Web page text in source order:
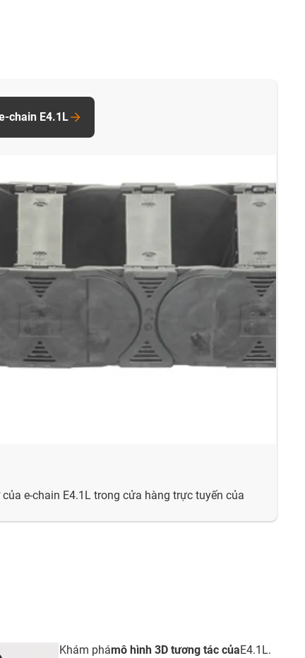
e-chain E4.1L trong cửa hàng trực tuyến của
chain E4.1L
Khám phámô hình 3D tương tác củaE4.1L.